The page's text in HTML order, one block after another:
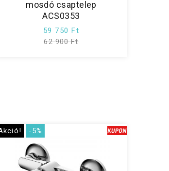
mosdó csaptelep
ACS0353
59 750 Ft
62 900 Ft
-5%